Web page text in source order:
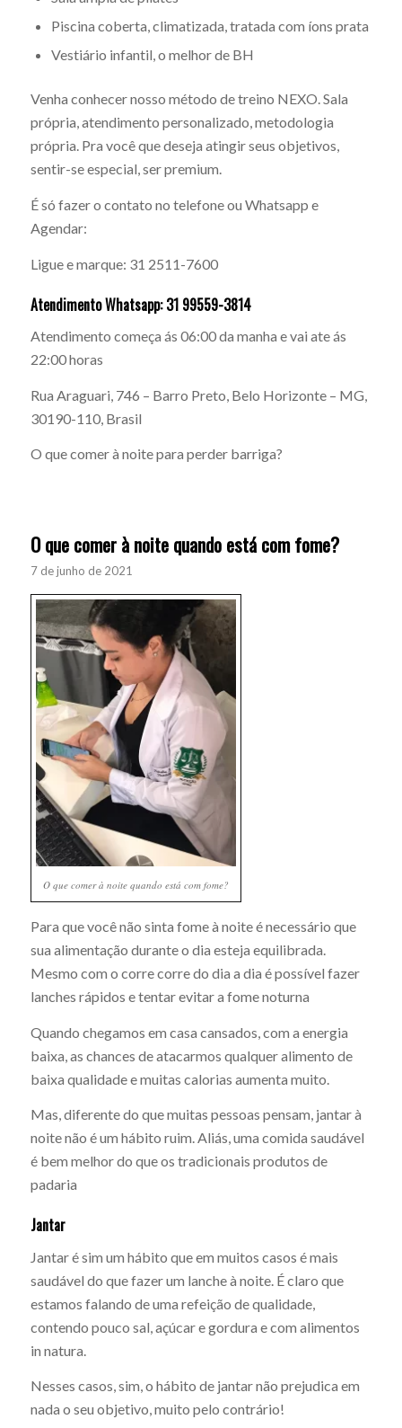
Piscina coberta, climatizada, tratada com íons prata
Vestiário infantil, o melhor de BH
Venha conhecer nosso método de treino NEXO. Sala
própria, atendimento personalizado, metodologia
própria. Pra você que deseja atingir seus objetivos,
sentir-se especial, ser premium.
É só fazer o contato no telefone ou Whatsapp e
Agendar:
Ligue e marque: 31 2511-7600
Atendimento Whatsapp: 31 99559-3814
Atendimento começa ás 06:00 da manha e vai ate ás
22:00 horas
Rua Araguari, 746 – Barro Preto, Belo Horizonte – MG,
30190-110, Brasil
O que comer à noite para perder barriga?
O que comer à noite quando está com fome?
7 de junho de 2021
O que comer à noite quando está com fome?
Para que você não sinta fome à noite é necessário que
sua alimentação durante o dia esteja equilibrada.
Mesmo com o corre corre do dia a dia é possível fazer
lanches rápidos e tentar evitar a fome noturna
Quando chegamos em casa cansados, com a energia
baixa, as chances de atacarmos qualquer alimento de
baixa qualidade e muitas calorias aumenta muito.
Mas, diferente do que muitas pessoas pensam, jantar à
noite não é um hábito ruim. Aliás, uma comida saudável
é bem melhor do que os tradicionais produtos de
padaria
Jantar
Jantar é sim um hábito que em muitos casos é mais
saudável do que fazer um lanche à noite. É claro que
estamos falando de uma refeição de qualidade,
contendo pouco sal, açúcar e gordura e com alimentos
in natura.
Nesses casos, sim, o hábito de jantar não prejudica em
nada o seu objetivo, muito pelo contrário!